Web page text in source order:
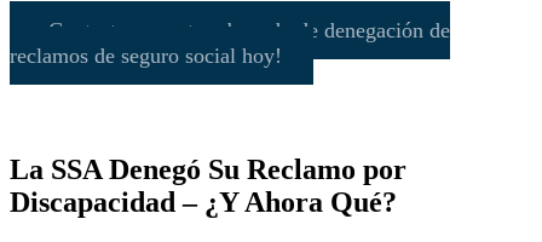
¡Contacte a nuestro abogado de denegación de
reclamos de seguro social hoy!
La SSA Denegó Su Reclamo por
Discapacidad – ¿Y Ahora Qué?